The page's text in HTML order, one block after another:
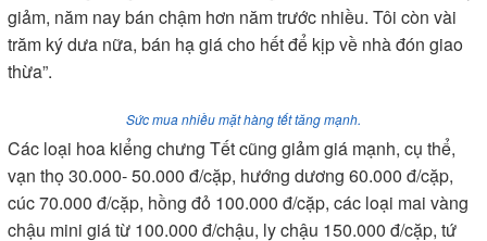
giảm, năm nay bán chậm hơn năm trước nhiều. Tôi còn vài
trăm ký dưa nữa, bán hạ giá cho hết để kịp về nhà đón giao
thừa”.
Sức mua nhiều mặt hàng tết tăng mạnh.
Các loại hoa kiểng chưng Tết cũng giảm giá mạnh, cụ thể,
vạn thọ 30.000- 50.000 đ/cặp, hướng dương 60.000 đ/cặp,
cúc 70.000 đ/cặp, hồng đỏ 100.000 đ/cặp, các loại mai vàng
chậu mini giá từ 100.000 đ/chậu, ly chậu 150.000 đ/cặp, tứ